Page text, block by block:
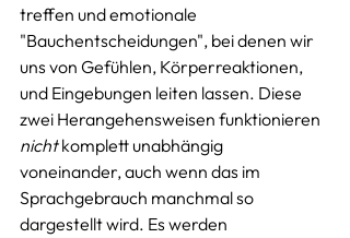
treffen und emotionale
"Bauchentscheidungen", bei denen wir
uns von Gefühlen, Körperreaktionen,
und Eingebungen leiten lassen. Diese
zwei Herangehensweisen funktionieren
nicht komplett unabhängig
voneinander, auch wenn das im
Sprachgebrauch manchmal so
dargestellt wird. Es werden